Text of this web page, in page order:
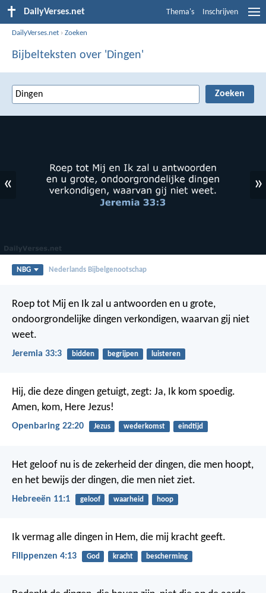
DailyVerses.net Thema's Inschrijven
DailyVerses.net ›Zoeken
Bijbelteksten over 'Dingen'
« »
NBG Nederlands Bijbelgenootschap
Roep tot Mij en Ik zal u antwoorden en u grote,
ondoorgrondelijke dingen verkondigen, waarvan gij niet
weet.
Jeremia 33:3 bidden begrijpen luisteren
Hij, die deze dingen getuigt, zegt: Ja, Ik kom spoedig.
Amen, kom, Here Jezus!
Openbaring 22:20 Jezus wederkomst eindtijd
Het geloof nu is de zekerheid der dingen, die men hoopt,
en het bewijs der dingen, die men niet ziet.
Hebreeën 11:1 geloof waarheid hoop
Ik vermag alle dingen in Hem, die mij kracht geeft.
Filippenzen 4:13 God kracht bescherming